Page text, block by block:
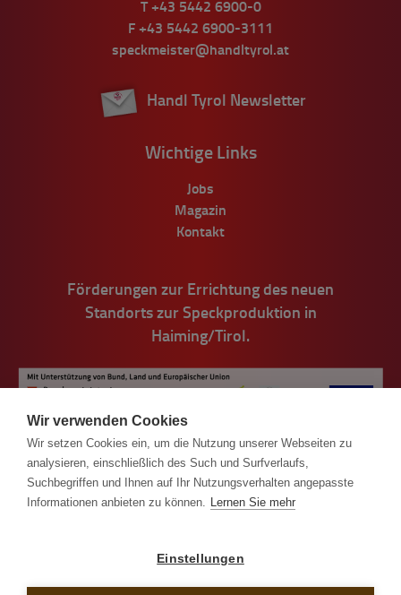
T +43 5442 6900-0
F +43 5442 6900-3111
speckmeister@handltyrol.at
Handl Tyrol Newsletter
Wichtige Links
Jobs
Magazin
Kontakt
Förderungen zur Errichtung des neuen
Standorts zur Speckproduktion in
Haiming/Tirol.
Wir verwenden Cookies
Wir setzen Cookies ein, um die Nutzung unserer Webseiten zu
analysieren, einschließlich des Such und Surfverlaufs,
Suchbegriffen und Ihnen auf Ihr Nutzungsverhalten angepasste
Informationen anbieten zu können. Lernen Sie mehr
Einstellungen